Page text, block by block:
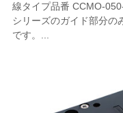
線タイプ品番 CCMO-
シリーズのガイド部分の
です。...